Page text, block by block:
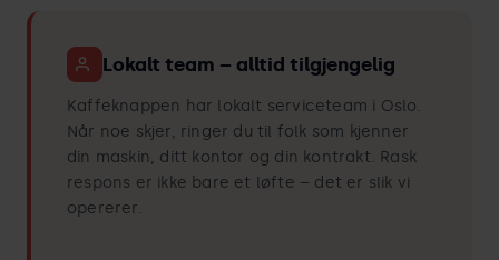
Lokalt team – alltid tilgjengelig
Kaffeknappen har lokalt serviceteam i Oslo.
Når noe skjer, ringer du til folk som kjenner
din maskin, ditt kontor og din kontrakt. Rask
respons er ikke bare et løfte – det er slik vi
opererer.